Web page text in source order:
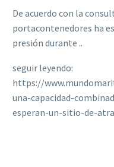
De acuerdo con la
portacontenedores ha
presión durante ..
seguir leyendo:
https://
una-capacidad-
esperan-un-sitio-de-